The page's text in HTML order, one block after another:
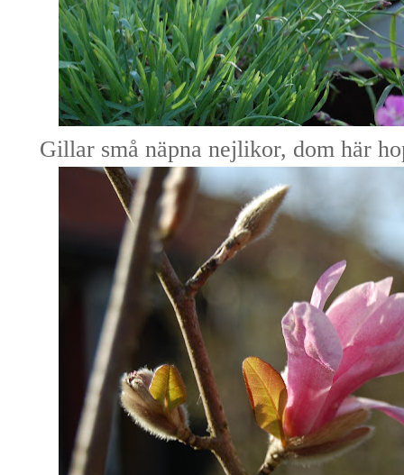
Gillar små näpna nejlikor, dom här